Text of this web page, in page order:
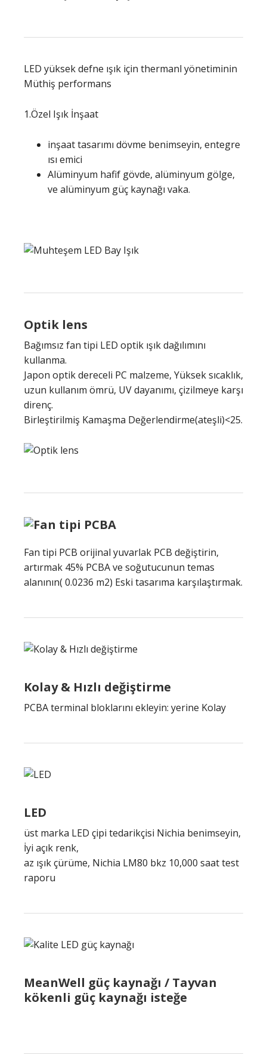
LED yüksek defne ışık için thermanl yönetiminin
Müthiş performans
1.Özel Işık İnşaat
inşaat tasarımı dövme benimseyin, entegre
ısı emici
Alüminyum hafif gövde, alüminyum gölge,
ve alüminyum güç kaynağı vaka.
Optik lens
Bağımsız fan tipi LED optik ışık dağılımını
kullanma.
Japon optik dereceli PC malzeme, Yüksek sıcaklık,
uzun kullanım ömrü, UV dayanımı, çizilmeye karşı
direnç.
Birleştirilmiş Kamaşma Değerlendirme(ateşli)<25.
Fan tipi PCB orijinal yuvarlak PCB değiştirin,
artırmak 45% PCBA ve soğutucunun temas
alanının( 0.0236 m2) Eski tasarıma karşılaştırmak.
Kolay & Hızlı değiştirme
PCBA terminal bloklarını ekleyin: yerine Kolay
LED
üst marka LED çipi tedarikçisi Nichia benimseyin,
İyi açık renk,
az ışık çürüme, Nichia LM80 bkz 10,000 saat test
raporu
MeanWell güç kaynağı / Tayvan
kökenli güç kaynağı isteğe